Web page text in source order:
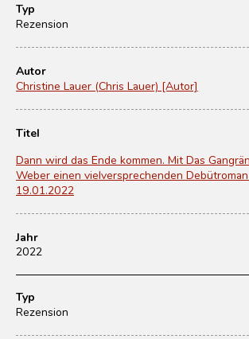
Typ
Rezension
Autor
Christine Lauer (Chris Lauer) [Autor]
Titel
Dann wird das Ende kommen. Mit Das
Weber einen vielversprechenden
19.01.2022
Jahr
2022
Typ
Rezension